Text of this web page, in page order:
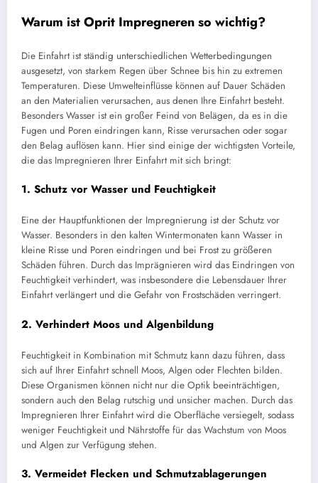
Warum ist Oprit Impregneren so wichtig?
Die Einfahrt ist ständig unterschiedlichen Wetterbedingungen
ausgesetzt, von starkem Regen über Schnee bis hin zu extremen
Temperaturen. Diese Umwelteinflüsse können auf Dauer Schäden
an den Materialien verursachen, aus denen Ihre Einfahrt besteht.
Besonders Wasser ist ein großer Feind von Belägen, da es in die
Fugen und Poren eindringen kann, Risse verursachen oder sogar
den Belag auflösen kann. Hier sind einige der wichtigsten Vorteile,
die das Impregnieren Ihrer Einfahrt mit sich bringt:
1. Schutz vor Wasser und Feuchtigkeit
Eine der Hauptfunktionen der Impregnierung ist der Schutz vor
Wasser. Besonders in den kalten Wintermonaten kann Wasser in
kleine Risse und Poren eindringen und bei Frost zu größeren
Schäden führen. Durch das Imprägnieren wird das Eindringen von
Feuchtigkeit verhindert, was insbesondere die Lebensdauer Ihrer
Einfahrt verlängert und die Gefahr von Frostschäden verringert.
2. Verhindert Moos und Algenbildung
Feuchtigkeit in Kombination mit Schmutz kann dazu führen, dass
sich auf Ihrer Einfahrt schnell Moos, Algen oder Flechten bilden.
Diese Organismen können nicht nur die Optik beeinträchtigen,
sondern auch den Belag rutschig und unsicher machen. Durch das
Impregnieren Ihrer Einfahrt wird die Oberfläche versiegelt, sodass
weniger Feuchtigkeit und Nährstoffe für das Wachstum von Moos
und Algen zur Verfügung stehen.
3. Vermeidet Flecken und Schmutzablagerungen